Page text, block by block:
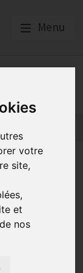
votre
site,
et
nos
Menu